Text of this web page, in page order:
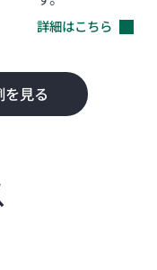
詳細はこちら
を見る